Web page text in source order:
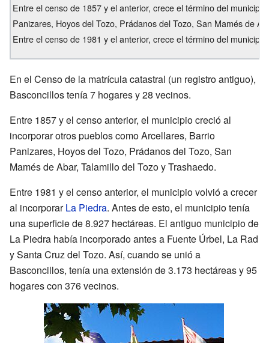
Entre el censo de 1857 y el anterior, crece el término del
Panizares, Hoyos del Tozo, Prádanos del Tozo, San Mamés de
Entre el censo de 1981 y el anterior, crece el término del
En el Censo de la matrícula catastral (un registro antiguo),
Basconcillos tenía 7 hogares y 28 vecinos.
Entre 1857 y el censo anterior, el municipio creció al
incorporar otros pueblos como Arcellares, Barrio
Panizares, Hoyos del Tozo, Prádanos del Tozo, San
Mamés de Abar, Talamillo del Tozo y Trashaedo.
Entre 1981 y el censo anterior, el municipio volvió a crecer
al incorporarLa Piedra. Antes de esto, el municipio tenía
una superficie de 8.927 hectáreas. El antiguo municipio de
La Piedra había incorporado antes a Fuente Úrbel, La Rad
y Santa Cruz del Tozo. Así, cuando se unió a
Basconcillos, tenía una extensión de 3.173 hectáreas y 95
hogares con 376 vecinos.